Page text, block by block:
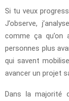
Si tu veux
J’observe,
comme ça qu’on
personnes plus
qui savent
avancer un projet
Dans la majorité